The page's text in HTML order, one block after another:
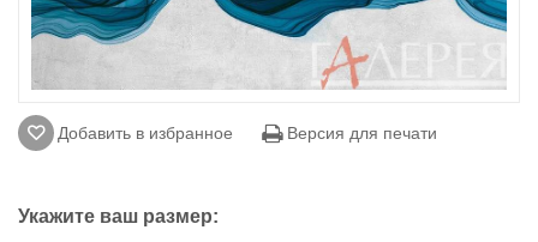
Добавить в избранное Версия для печати
Укажите ваш размер: